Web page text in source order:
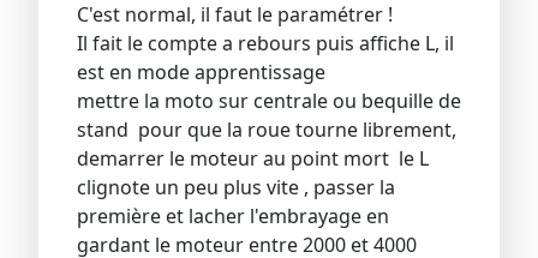
C'est normal, il faut le paramétrer !
Il fait le compte a rebours puis affiche L, il
est en mode apprentissage
mettre la moto sur centrale ou bequille de
stand pour que la roue tourne librement,
demarrer le moteur au point mort le L
clignote un peu plus vite , passer la
première et lacher l'embrayage en
gardant le moteur entre 2000 et 4000